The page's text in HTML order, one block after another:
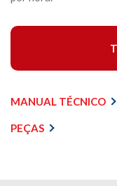
MANUAL TÉCNICO
PEÇAS